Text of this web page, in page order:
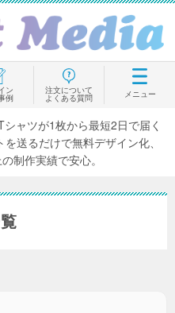
ン
例
注文について
よくある質問 メニュー
ャツが1枚から最短2日で届く
送るだけで無料デザイン化、
制作実績で安心。